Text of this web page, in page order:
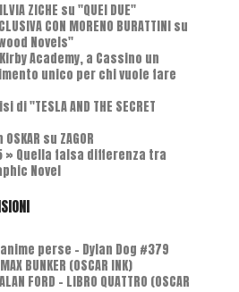
ZICHE su "QUEI DUE"
CON MORENO BURATTINI su
Novels"
Academy, a Cassino un
unico per chi vuole fare
"TESLA AND THE SECRET
su ZAGOR
» Quella falsa differenza tra
Novel
perse - Dylan Dog #379
BUNKER (OSCAR INK)
FORD – LIBRO QUATTRO (OSCAR